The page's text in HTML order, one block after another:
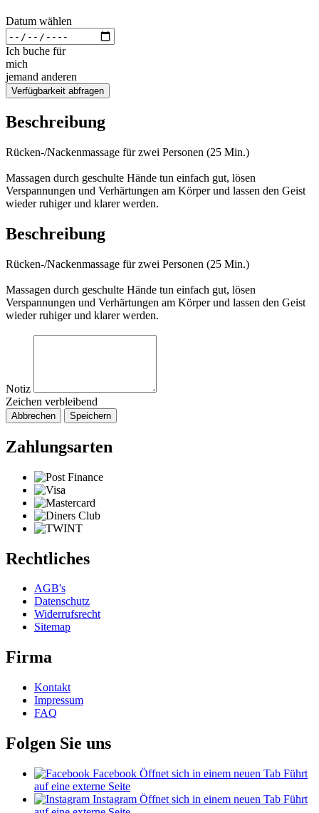
Datum wählen
Ich buche für
mich
jemand anderen
Verfügbarkeit abfragen
Beschreibung
Rücken-/Nackenmassage für zwei Personen (25 Min.)
Massagen durch geschulte Hände tun einfach gut, lösen
Verspannungen und Verhärtungen am Körper und lassen den Geist
wieder ruhiger und klarer werden.
Beschreibung
Rücken-/Nackenmassage für zwei Personen (25 Min.)
Massagen durch geschulte Hände tun einfach gut, lösen
Verspannungen und Verhärtungen am Körper und lassen den Geist
wieder ruhiger und klarer werden.
Notiz
Zeichen verbleibend
Abbrechen Speichern
Zahlungsarten
Rechtliches
AGB's
Datenschutz
Widerrufsrecht
Sitemap
Firma
Kontakt
Impressum
FAQ
Folgen Sie uns
Facebook Öffnet sich in einem neuen Tab Führt
auf eine externe Seite
Instagram Öffnet sich in einem neuen Tab Führt